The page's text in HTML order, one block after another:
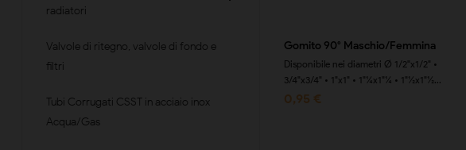
radiatori
Valvole di ritegno, valvole di fondo e
filtri
Tubi Corrugati CSST in acciaio inox
Acqua/Gas
Gomito 90° Maschio/Femmina
Disponibile nei diametri Ø 1/2"x1/2" •
3/4"x3/4" • 1"x1" • 1"¼x1"¼ • 1"½x1"½...
0,95 €